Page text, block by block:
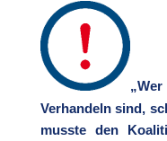
Verhandeln sind,
musste den